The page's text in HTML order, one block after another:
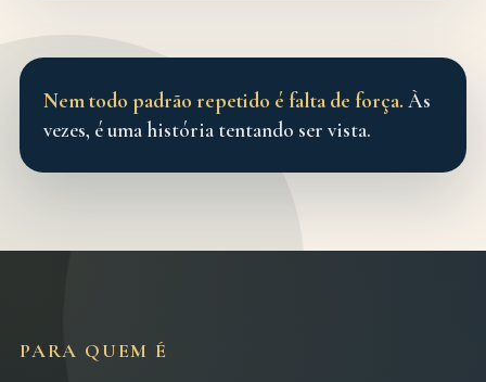
Nem todo padrão repetido é falta de força. Às
vezes, é uma história tentando ser vista.
PARA QUEM É